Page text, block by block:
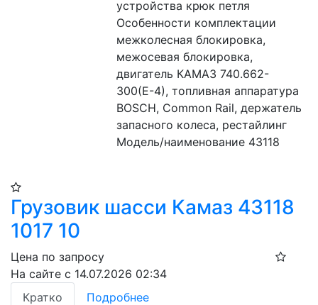
устройства крюк петля
Особенности комплектации
межколесная блокировка,
межосевая блокировка,
двигатель КАМАЗ 740.662-
300(Е-4), топливная аппаратура
BOSCH, Common Rail, держатель
запасного колеса, рестайлинг
Модель/наименование 43118
Грузовик шасси Камаз 43118
1017 10
Цена по запросу
На сайте с 14.07.2026 02:34
Кратко
Подробнее